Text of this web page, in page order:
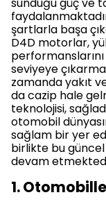
şartlarla başa
D4D motorlar,
seviyeye
zamanda yakıt
da cazip hale
teknolojisi,
otomobil
sağlam bir yer
birlikte bu
devam
1.